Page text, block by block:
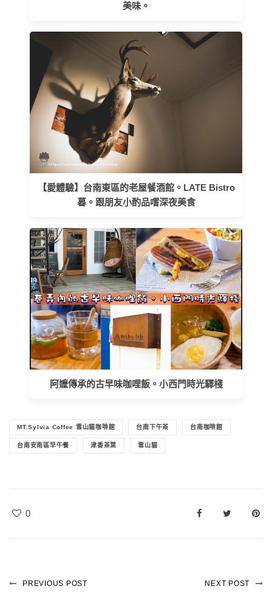
美味。
【愛體驗】台南東區的老屋餐酒館。LATE Bistro
暮。跟朋友小酌品嚐深夜美食
阿嬤傳承的古早味咖哩飯。小西門時光驛棧
MT.Sylvia Coffee 雪山貓咖啡館 台南下午茶 台南咖啡館
台南安南區早午餐 津香茶葉 雪山貓
0
PREVIOUS POST NEXT POST